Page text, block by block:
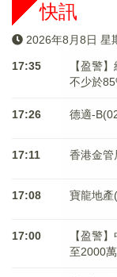
快訊
2026年8月8日 星
17:35
【盈警
不少於
17:26 德適-
17:11 香港金管
17:08 寶龍地產
17:00
【盈警
至2000